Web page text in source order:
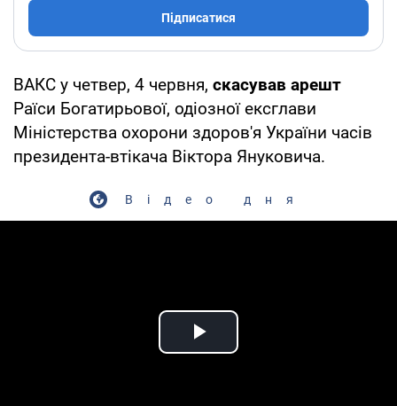
Підписатися
ВАКС у четвер, 4 червня, скасував арешт
Раїси Богатирьової, одіозної ексглави
Міністерства охорони здоров'я України часів
президента-втікача Віктора Януковича.
Відео дня
Play Video